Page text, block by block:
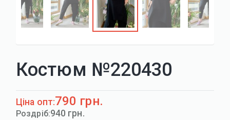
Костюм №220430
Ціна опт:790 грн.
Роздріб:940 грн.